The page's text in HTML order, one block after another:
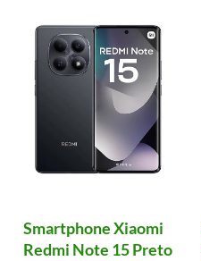
Smartphone Xiaomi
Redmi Note 15 Preto